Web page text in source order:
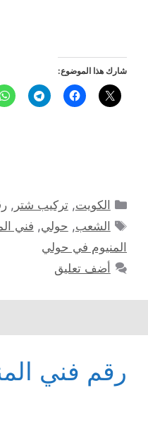
شارك هذا الموضوع:
التصنيفات
الكويت,تركيب شتر ,
الوسوم
الشعب, حولي, فني
المنيوم في حولي
أضف تعليق
رقم فني